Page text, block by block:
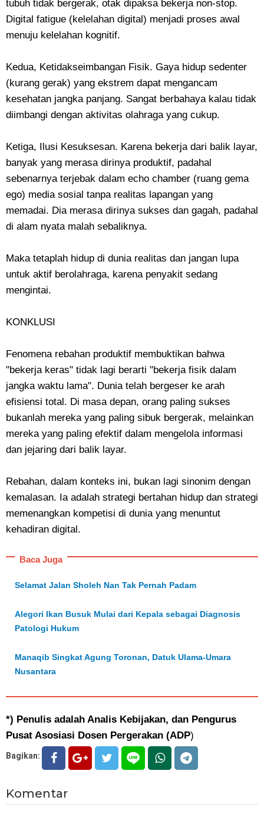
tubuh tidak bergerak, otak dipaksa bekerja non-stop.
Digital fatigue (kelelahan digital) menjadi proses awal
menuju kelelahan kognitif.
Kedua, Ketidakseimbangan Fisik. Gaya hidup sedenter
(kurang gerak) yang ekstrem dapat mengancam
kesehatan jangka panjang. Sangat berbahaya kalau tidak
diimbangi dengan aktivitas olahraga yang cukup.
​Ketiga, Ilusi Kesuksesan. Karena bekerja dari balik layar,
banyak yang merasa dirinya produktif, padahal
sebenarnya terjebak dalam echo chamber (ruang gema
ego) media sosial tanpa realitas lapangan yang
memadai. Dia merasa dirinya sukses dan gagah, padahal
di alam nyata malah sebaliknya.
Maka tetaplah hidup di dunia realitas dan jangan lupa
untuk aktif berolahraga, karena penyakit sedang
mengintai.
​KONKLUSI
​Fenomena rebahan produktif membuktikan bahwa
"bekerja keras" tidak lagi berarti "bekerja fisik dalam
jangka waktu lama". Dunia telah bergeser ke arah
efisiensi total. Di masa depan, orang paling sukses
bukanlah mereka yang paling sibuk bergerak, melainkan
mereka yang paling efektif dalam mengelola informasi
dan jejaring dari balik layar.
​Rebahan, dalam konteks ini, bukan lagi sinonim dengan
kemalasan. Ia adalah strategi bertahan hidup dan strategi
memenangkan kompetisi di dunia yang menuntut
kehadiran digital.
Baca Juga
Selamat Jalan Sholeh Nan Tak Pernah Padam
Alegori Ikan Busuk Mulai dari Kepala sebagai Diagnosis
Patologi Hukum
Manaqib Singkat Agung Toronan, Datuk Ulama-Umara
Nusantara
*) Penulis adalah Analis Kebijakan, dan Pengurus
Pusat Asosiasi Dosen Pergerakan (ADP)
Bagikan:
Komentar